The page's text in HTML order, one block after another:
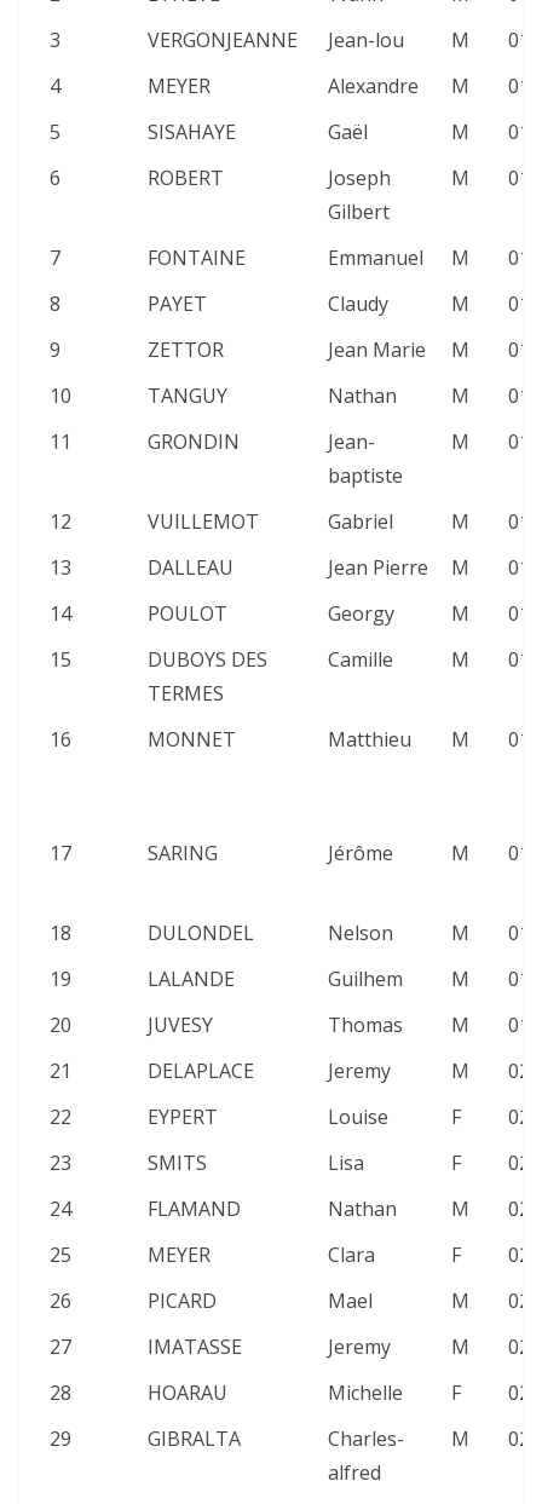
3
VERGONJEANNE Jean-lou M
4
MEYER Alexandre M
5
SISAHAYE Gaël M
6
ROBERT
Joseph
Gilbert
M
7 FONTAINE Emmanuel M
8
PAYET Claudy M
9
ZETTOR Jean Marie M
10
TANGUY Nathan M
11
GRONDIN
Jean-
baptiste
M
12 VUILLEMOT Gabriel M
13
DALLEAU Jean Pierre M
14
POULOT Georgy M
15
DUBOYS DES
TERMES
Camille M
16 MONNET Matthieu M
17 SARING Jérôme M
18 DULONDEL Nelson M
19
LALANDE Guilhem M
20
JUVESY Thomas M
21
DELAPLACE Jeremy M
22
EYPERT Louise F
23
SMITS Lisa F
24
FLAMAND Nathan M
25
MEYER Clara F
26
PICARD Mael M
27
IMATASSE Jeremy M
28
HOARAU Michelle F
29
GIBRALTA
Charles-
alfred
M